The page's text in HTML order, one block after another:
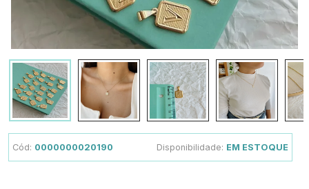
Cód: 0000000020190 Disponibilidade: EM ESTOQUE